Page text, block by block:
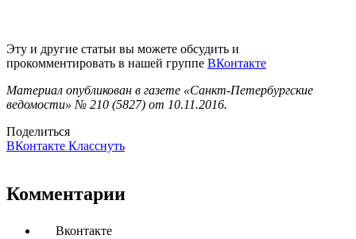
Эту и другие статьи вы можете обсудить и
прокомментировать в нашей группе ВКонтакте
Материал опубликован в газете «Санкт-Петербургские
ведомости» № 210 (5827) от 10.11.2016.
Поделиться
ВКонтакте Класснуть
Комментарии
Вконтакте